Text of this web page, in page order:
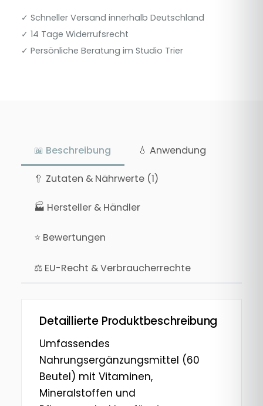
✓ Schneller Versand innerhalb Deutschland
✓ 14 Tage Widerrufsrecht
✓ Persönliche Beratung im Studio Trier
📖 Beschreibung 💧 Anwendung
🥄 Zutaten & Nährwerte (1)
🏭 Hersteller & Händler
⭐ Bewertungen
⚖ EU-Recht & Verbraucherrechte
Detaillierte Produktbeschreibung
Umfassendes
Nahrungsergänzungsmittel (60
Beutel) mit Vitaminen,
Mineralstoffen und